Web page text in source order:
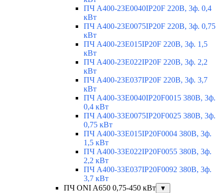
ПЧ A400-23E0040IP20F 220В, 3ф. 0,4
кВт
ПЧ A400-23E0075IP20F 220В, 3ф. 0,75
кВт
ПЧ A400-23E015IP20F 220В, 3ф. 1,5
кВт
ПЧ A400-23E022IP20F 220В, 3ф. 2,2
кВт
ПЧ A400-23E037IP20F 220В, 3ф. 3,7
кВт
ПЧ A400-33E0040IP20F0015 380В, 3ф.
0,4 кВт
ПЧ A400-33E0075IP20F0025 380В, 3ф.
0,75 кВт
ПЧ A400-33E015IP20F0004 380В, 3ф.
1,5 кВт
ПЧ A400-33E022IP20F0055 380В, 3ф.
2,2 кВт
ПЧ A400-33E037IP20F0092 380В, 3ф.
3,7 кВт
ПЧ ONI A650 0,75-450 кВт
▼